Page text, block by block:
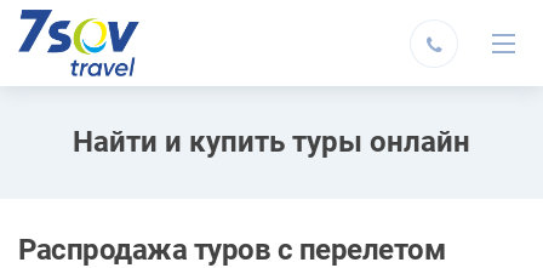
Найти и купить туры онлайн
Распродажа туров с перелетом